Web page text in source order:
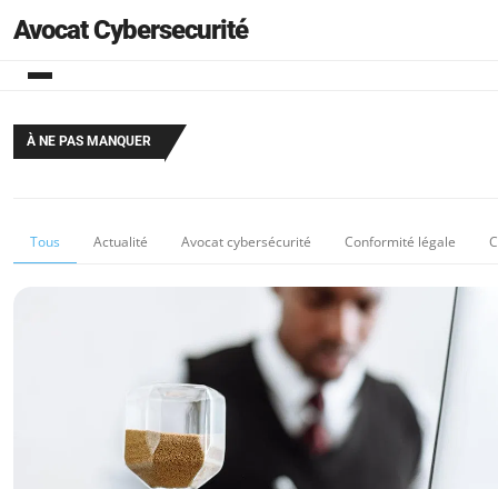
Avocat Cybersecurité
À NE PAS MANQUER
Tous Actualité Avocat cybersécurité Conformité légale